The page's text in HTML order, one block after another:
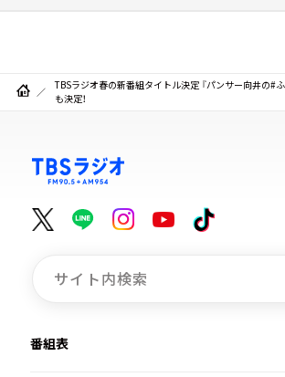
TBSラジオ春の新番組タイトル決定 『パンサー向井の#
も決定！
番組表